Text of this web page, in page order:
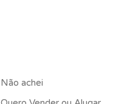
Não achei